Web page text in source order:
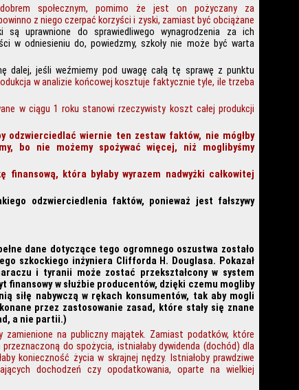
społecznym, pomimo że jest on pożyczany za
z niego czerpać korzyści i zyski, zamiast być obciążane
są uprawnione do sprawiedliwego wynagrodzenia za ich
w odniesieniu do, powiedzmy, szkoły nie może być warta
dalej, jeśli weźmiemy pod uwagę całą tę sprawę z punktu
w analizie końcowej kosztuje faktycznie tyle, ile trzeba
w ciągu 1 roku stanowi rzeczywisty koszt całej produkcji
odzwierciedlać wiernie ten zestaw faktów, nie mógłby
bo nie możemy spożywać więcej, niż moglibyśmy
finansową, która byłaby wyrazem nadwyżki całkowitej
odzwierciedlenia faktów, ponieważ jest fałszywy
dane dotyczące tego ogromnego oszustwa zostało
szkockiego inżyniera Clifforda H. Douglasa. Pokazał
i tyranii może zostać przekształcony w system
finansowy w służbie producentów, dzięki czemu mogliby
siłę nabywczą w rękach konsumentów, tak aby mogli
przez zastosowanie zasad, które stały się znane
a nie partii.)
zamienione na publiczny majątek. Zamiast podatków, które
do spożycia, istniałaby dywidenda (dochód) dla
konieczność życia w skrajnej nędzy. Istniałoby prawdziwe
dochodzeń czy opodatkowania, oparte na wielkiej